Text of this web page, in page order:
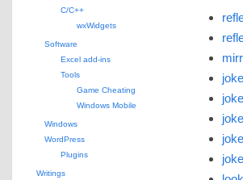
C/C++
wxWidgets
Software
Excel add-ins
Tools
Game Cheating
Windows Mobile
Windows
WordPress
Plugins
Writings